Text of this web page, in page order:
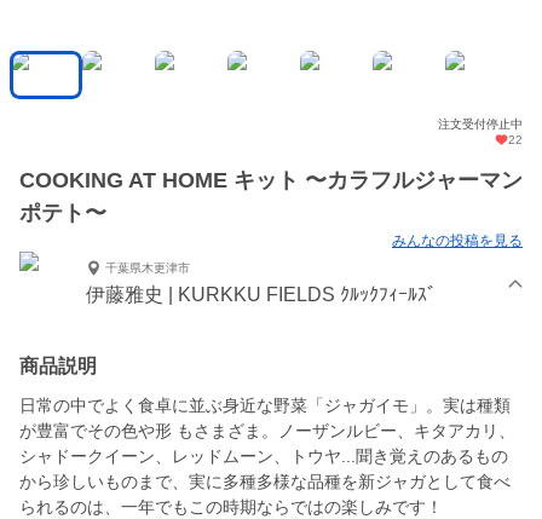
注文受付停止中
22
COOKING AT HOME キット 〜カラフルジャーマン
ポテト〜
みんなの投稿を見る
千葉県木更津市
伊藤雅史 | KURKKU FIELDS ｸﾙｯｸﾌｨｰﾙｽﾞ
商品説明
日常の中でよく食卓に並ぶ身近な野菜「ジャガイモ」。実は種類
が豊富でその色や形 もさまざま。ノーザンルビー、キタアカリ、
シャドークイーン、レッドムーン、トウヤ...聞き覚えのあるもの
から珍しいものまで、実に多種多様な品種を新ジャガとして食べ
られるのは、一年でもこの時期ならではの楽しみです！